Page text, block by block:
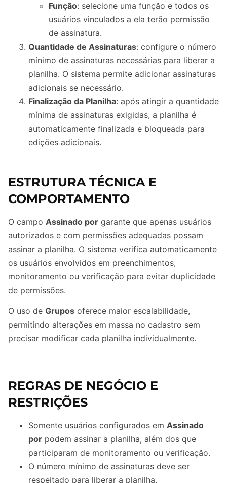
Função: selecione uma função e todos os
usuários vinculados a ela terão permissão
de assinatura.
Quantidade de Assinaturas: configure o número
mínimo de assinaturas necessárias para liberar a
planilha. O sistema permite adicionar assinaturas
adicionais se necessário.
Finalização da Planilha: após atingir a quantidade
mínima de assinaturas exigidas, a planilha é
automaticamente finalizada e bloqueada para
edições adicionais.
ESTRUTURA TÉCNICA E
COMPORTAMENTO
O campo Assinado por garante que apenas usuários
autorizados e com permissões adequadas possam
assinar a planilha. O sistema verifica automaticamente
os usuários envolvidos em preenchimentos,
monitoramento ou verificação para evitar duplicidade
de permissões.
O uso de Grupos oferece maior escalabilidade,
permitindo alterações em massa no cadastro sem
precisar modificar cada planilha individualmente.
REGRAS DE NEGÓCIO E
RESTRIÇÕES
Somente usuários configurados em Assinado
por podem assinar a planilha, além dos que
participaram de monitoramento ou verificação.
O número mínimo de assinaturas deve ser
respeitado para liberar a planilha.